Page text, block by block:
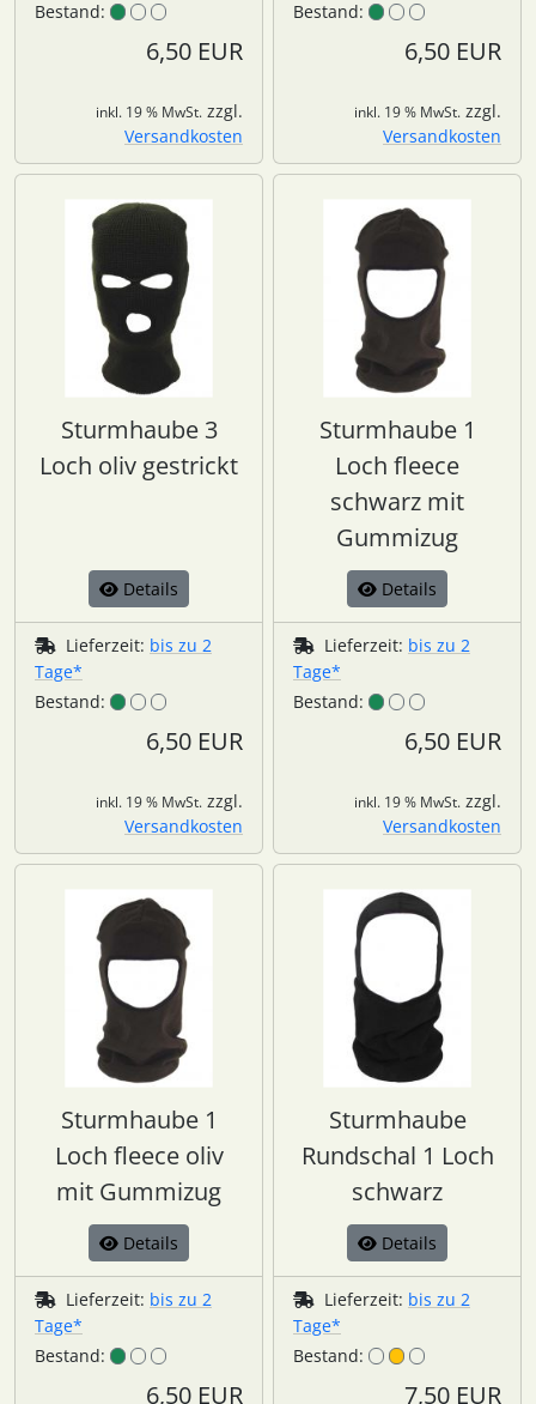
Bestand:
6,50 EUR
inkl. 19 % MwSt. zzgl.
Versandkosten
Bestand:
6,50 EUR
inkl. 19 % MwSt. zzgl.
Versandkosten
Sturmhaube 3
Loch oliv gestrickt
Details
Lieferzeit: bis zu 2
Tage*
Bestand:
6,50 EUR
inkl. 19 % MwSt. zzgl.
Versandkosten
Sturmhaube 1
Loch fleece
schwarz mit
Gummizug
Details
Lieferzeit: bis zu 2
Tage*
Bestand:
6,50 EUR
inkl. 19 % MwSt. zzgl.
Versandkosten
Sturmhaube 1
Loch fleece oliv
mit Gummizug
Details
Lieferzeit: bis zu 2
Tage*
Bestand:
6,50 EUR
Sturmhaube
Rundschal 1 Loch
schwarz
Details
Lieferzeit: bis zu 2
Tage*
Bestand:
7,50 EUR